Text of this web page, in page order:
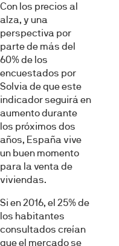
Con los precios al
alza, y una
perspectiva por
parte de más del
60% de los
encuestados por
Solvia de que este
indicador seguirá en
aumento durante
los próximos dos
años, España vive
un buen momento
para la venta de
viviendas.
Si en 2016, el 25% de
los habitantes
consultados creían
que el mercado se